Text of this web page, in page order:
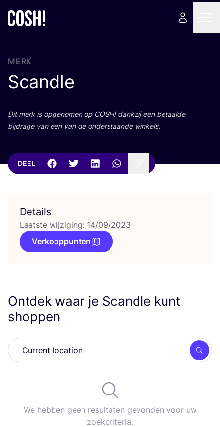
MERK
Scandle
Dit merk is opge­no­men op COSH! dank­zij een betaal­de
bij­dra­ge van een van de onder­staan­de winkels.
DEEL
Details
Laatste wijziging: 14/09/2023
Verkooppunten
Ontdek waar je Scandle kunt
shoppen
Zoek
We hebben geen resultaten gevonden voor uw
zoekcriteria.